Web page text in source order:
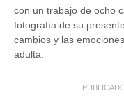
con un trabajo de ocho
fotografía de su
cambios y las
adulta.